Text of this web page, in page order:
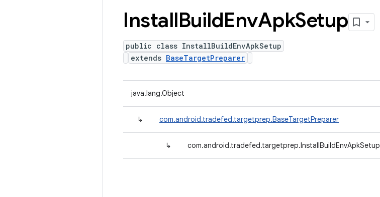
InstallBuildEnvApkSetup
public class InstallBuildEnvApkSetup
extends BaseTargetPreparer
java.lang.Object
↳ com.android.tradefed.targetprep.BaseTargetPreparer
↳ com.android.tradefed.targetprep.InstallBuildEnvApkSetup